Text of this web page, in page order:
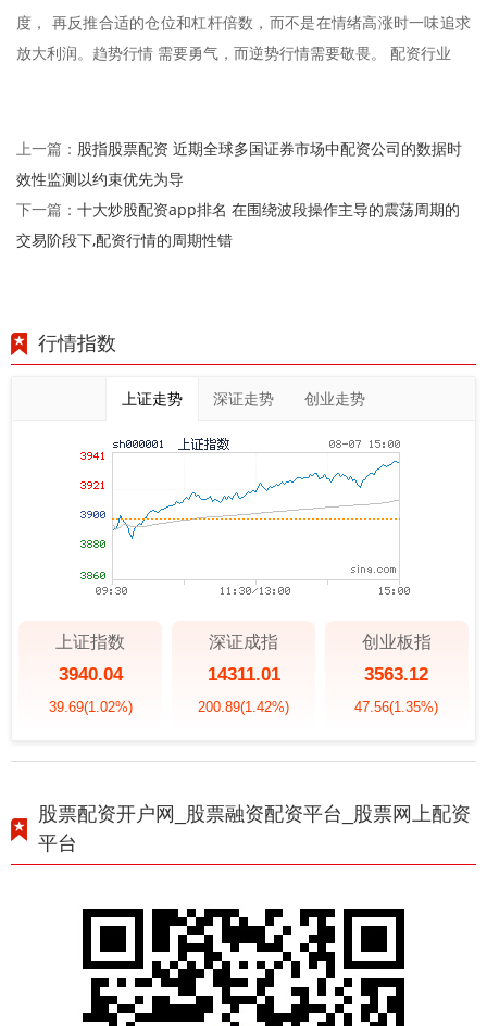
度， 再反推合适的仓位和杠杆倍数，而不是在情绪高涨时一味追求
放大利润。趋势行情 需要勇气，而逆势行情需要敬畏。 配资行业
上一篇： 股指股票配资 近期全球多国证券市场中配资公司的数据时
效性监测以约束优先为导
下一篇： 十大炒股配资app排名 在围绕波段操作主导的震荡周期的
交易阶段下,配资行情的周期性错
行情指数
上证走势 深证走势 创业走势
上证指数
3940.04
39.69(1.02%)
深证成指
14311.01
200.89(1.42%)
创业板指
3563.12
47.56(1.35%)
股票配资开户网_股票融资配资平台_股票网上配资
平台